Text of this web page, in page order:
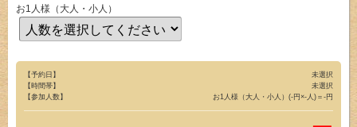
お1人様（大人・小人）
【予約日】
未選択
【時間帯】
未選択
【参加人数】
お1人様（大人・小人）(-円×-人)＝-円